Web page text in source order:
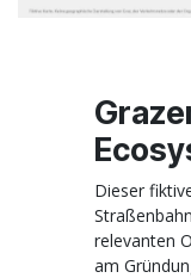
Dieser
relevanten
am